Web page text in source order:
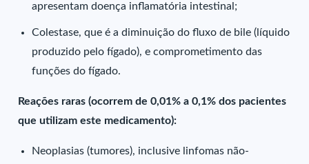
apresentam doença inflamatória intestinal;
Colestase, que é a diminuição do fluxo de bile (líquido
produzido pelo fígado), e comprometimento das
funções do fígado.
Reações raras (ocorrem de 0,01% a 0,1% dos pacientes
que utilizam este medicamento):
Neoplasias (tumores), inclusive linfomas não-